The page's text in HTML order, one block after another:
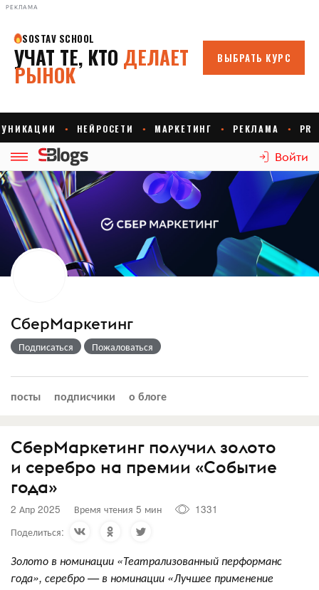
РЕКЛАМА
Войти
СберМаркетинг
Подписаться Пожаловаться
посты подписчики о блоге
СберМаркетинг получил золото
и серебро на премии «Событие
года»
2 Апр 2025 Время чтения 5 мин
1331
Поделиться:
Золото в номинации «Театрализованный перформанс
года», серебро — в номинации «Лучшее применение